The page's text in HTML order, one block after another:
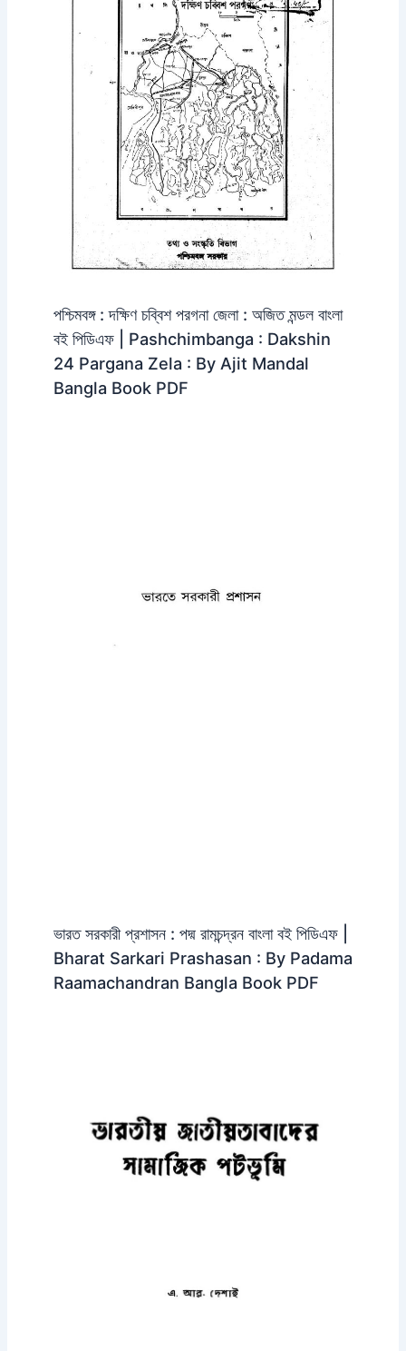
পশ্চিমবঙ্গ : দক্ষিণ চব্বিশ পরগনা জেলা : অজিত মন্ডল বাংলা
বই পিডিএফ | Pashchimbanga : Dakshin
24 Pargana Zela : By Ajit Mandal
Bangla Book PDF
ভারত সরকারী প্রশাসন : পদ্ম রামচন্দ্রন বাংলা বই পিডিএফ |
Bharat Sarkari Prashasan : By Padama
Raamachandran Bangla Book PDF